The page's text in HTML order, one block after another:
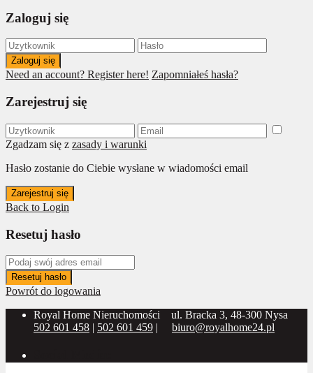
Zaloguj się
Zaloguj się
Need an account? Register here! Zapomniałeś hasła?
Zarejestruj się
Zgadzam się z zasady i warunki
Hasło zostanie do Ciebie wysłane w wiadomości email
Zarejestruj się
Back to Login
Resetuj hasło
Resetuj hasło
Powrót do logowania
Royal Home Nieruchomości
ul. Bracka 3, 48-300 Nysa
502 601 458 | 502 601 459 | biuro@royalhome24.pl